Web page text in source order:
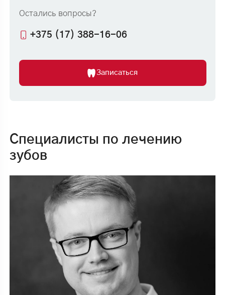
Консилиум врачей — это коллегиальное обсуждение
вашего клинического случая командой профессионалов
стандартного подхода, где план лечения составляет один
врач, наш метод предполагает совместную работу
терапевтов, ортодонтов, хирургов, ортопедов и других
специалистов. Каждый из них вносит свой вклад,
анализируя ситуацию с точки зрения своей экспертизы.
Такой подход позволяет:
Учесть все нюансы. Даже самые сложные случаи, такие
как множественные патологии, требующие
комплексного лечения, получают всестороннюю
Минимизировать риски. Разные специалисты
Остались вопросы?
+375 (17) 388-16-06
Записаться
Специалисты по лечению
зубов